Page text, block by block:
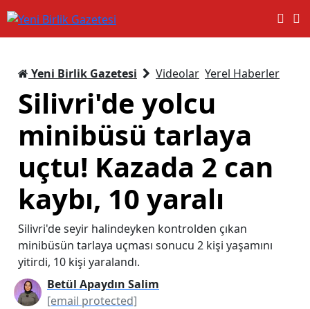
Yeni Birlik Gazetesi Videolar Yerel Haberler
Silivri'de yolcu
minibüsü tarlaya
uçtu! Kazada 2 can
kaybı, 10 yaralı
Silivri'de seyir halindeyken kontrolden çıkan
minibüsün tarlaya uçması sonucu 2 kişi yaşamını
yitirdi, 10 kişi yaralandı.
Betül Apaydın Salim
[email protected]